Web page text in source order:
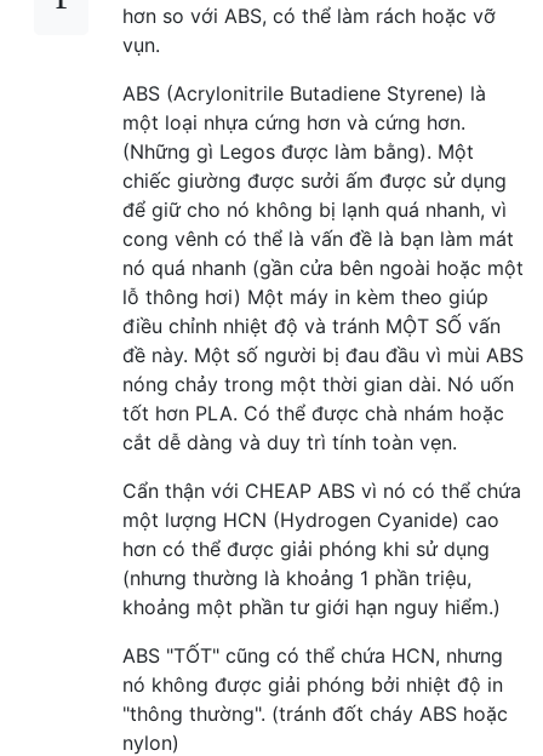
hơn so với ABS, có thể làm rách hoặc vỡ
vụn.
ABS (Acrylonitrile Butadiene Styrene) là
một loại nhựa cứng hơn và cứng hơn.
(Những gì Legos được làm bằng). Một
chiếc giường được sưởi ấm được sử dụng
để giữ cho nó không bị lạnh quá nhanh, vì
cong vênh có thể là vấn đề là bạn làm mát
nó quá nhanh (gần cửa bên ngoài hoặc một
lỗ thông hơi) Một máy in kèm theo giúp
điều chỉnh nhiệt độ và tránh MỘT SỐ vấn
đề này. Một số người bị đau đầu vì mùi ABS
nóng chảy trong một thời gian dài. Nó uốn
tốt hơn PLA. Có thể được chà nhám hoặc
cắt dễ dàng và duy trì tính toàn vẹn.
Cẩn thận với CHEAP ABS vì nó có thể chứa
một lượng HCN (Hydrogen Cyanide) cao
hơn có thể được giải phóng khi sử dụng
(nhưng thường là khoảng 1 phần triệu,
khoảng một phần tư giới hạn nguy hiểm.)
ABS "TỐT" cũng có thể chứa HCN, nhưng
nó không được giải phóng bởi nhiệt độ in
"thông thường". (tránh đốt cháy ABS hoặc
nylon)